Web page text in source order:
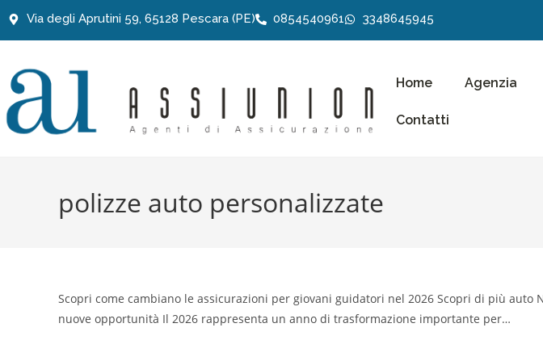
Via degli Aprutini 59, 65128 Pescara (PE) 0854540961 3348645945
Home Agenzia
Contatti
polizze auto personalizzate
Scopri come cambiano le assicurazioni per giovani guidatori nel 2026 Scopri di più auto
nuove opportunità Il 2026 rappresenta un anno di trasformazione importante per…